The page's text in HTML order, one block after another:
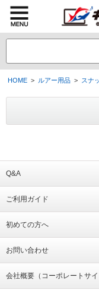
HOME > ルアー用品 > スナ
Q&A
ご利用ガイド
初めての方へ
お問い合わせ
会社概要（コーポレートサイ